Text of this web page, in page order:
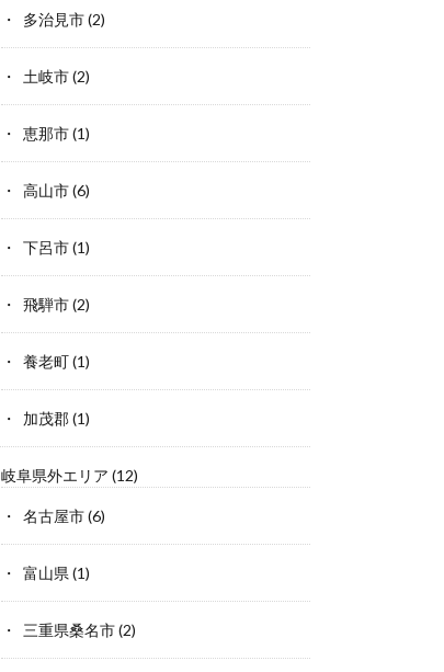
多治見市(2)
土岐市(2)
恵那市(1)
高山市(6)
下呂市(1)
飛騨市(2)
養老町(1)
加茂郡(1)
岐阜県外エリア (12)
名古屋市(6)
富山県 (1)
三重県桑名市(2)